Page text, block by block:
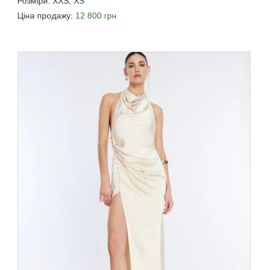
Ціна продажу: 12 800 грн